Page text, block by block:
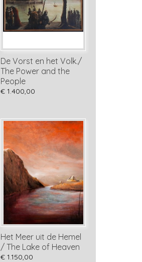
De Vorst en het Volk./
The Power and the
People
€ 1.400,00
Het Meer uit de Hemel
/ The Lake of Heaven
€ 1.150,00